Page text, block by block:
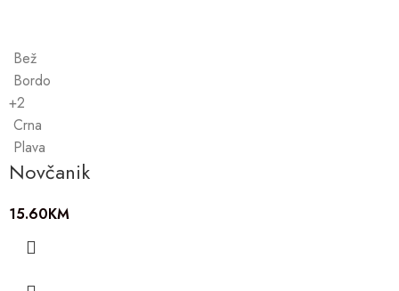
Bež
Bordo
+2
Crna
Plava
Novčanik
15.60KM